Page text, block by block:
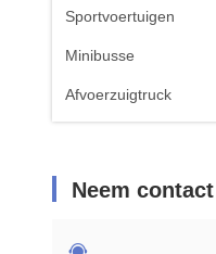
Sportvoertuigen
Minibusse
Afvoerzuigtruck
Neem